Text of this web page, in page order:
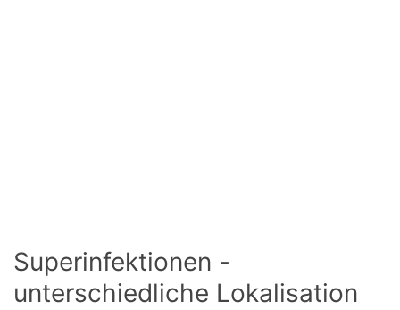
Superinfektionen -
unterschiedliche Lokalisation